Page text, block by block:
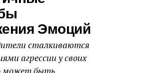
Эмоций
сталкиваются
агрессии у своих
может быть